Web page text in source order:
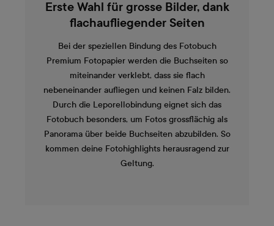
Erste Wahl für grosse Bilder, dank
flachaufliegender Seiten
Bei der speziellen Bindung des Fotobuch
Premium Fotopapier werden die Buchseiten so
miteinander verklebt, dass sie flach
nebeneinander aufliegen und keinen Falz bilden.
Durch die Leporellobindung eignet sich das
Fotobuch besonders, um Fotos grossflächig als
Panorama über beide Buchseiten abzubilden. So
kommen deine Fotohighlights herausragend zur
Geltung.